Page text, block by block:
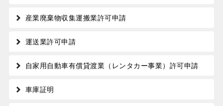
産業廃棄物収集運搬業許可申請
運送業許可申請
自家用自動車有償貸渡業（レンタカー事業）許可申請
車庫証明